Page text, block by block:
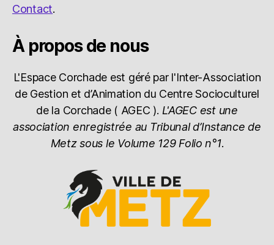
Contact.
À propos de nous
L'Espace Corchade est géré par l'Inter-Association
de Gestion et d’Animation du Centre Socioculturel
de la Corchade ( AGEC ). L'AGEC est une
association enregistrée au Tribunal d’Instance de
Metz sous le Volume 129 Folio n°1.